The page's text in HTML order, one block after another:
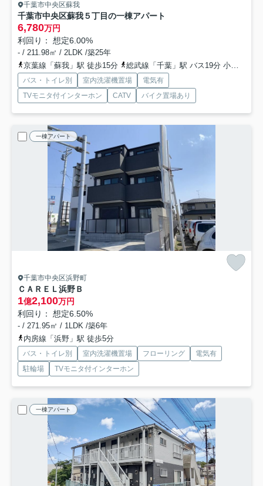
千葉市中央区蘇我
千葉市中央区蘇我５丁目の一棟アパート
6,780万円
利回り： 想定6.00%
- / 211.98㎡ / 2LDK /築25年
京葉線「蘇我」駅 徒歩15分
総武線「千葉」駅 バス19分 小湊鉄道「富士見台下南税務署」 停歩5分
バス・トイレ別 室内洗濯機置場
電気有
TVモニタ付インターホン
CATV バイク置場あり
一棟アパート
千葉市中央区浜野町
ＣＡＲＥＬ浜野Ｂ
1億2,100万円
利回り： 想定6.50%
- / 271.95㎡ / 1LDK /築6年
内房線「浜野」駅 徒歩5分
バス・トイレ別 室内洗濯機置場 フローリング
電気有
駐輪場
TVモニタ付インターホン
一棟アパート